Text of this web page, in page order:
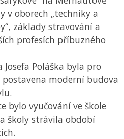
v oborech „techniky a
základy stravování a
profesích příbuzného
Poláška byla pro
moderní budova
bylo vyučování ve škole
školy strávila období